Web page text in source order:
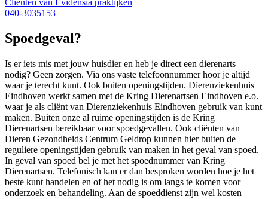
Cliënten van Evidensia praktijken
040-3035153
Spoedgeval?
Is er iets mis met jouw huisdier en heb je direct een dierenarts
nodig? Geen zorgen. Via ons vaste telefoonnummer hoor je altijd
waar je terecht kunt. Ook buiten openingstijden. Dierenziekenhuis
Eindhoven werkt samen met de Kring Dierenartsen Eindhoven e.o.
waar je als cliënt van Dierenziekenhuis Eindhoven gebruik van kunt
maken. Buiten onze al ruime openingstijden is de Kring
Dierenartsen bereikbaar voor spoedgevallen. Ook cliënten van
Dieren Gezondheids Centrum Geldrop kunnen hier buiten de
reguliere openingstijden gebruik van maken in het geval van spoed.
In geval van spoed bel je met het spoednummer van Kring
Dierenartsen. Telefonisch kan er dan besproken worden hoe je het
beste kunt handelen en of het nodig is om langs te komen voor
onderzoek en behandeling. Aan de spoeddienst zijn wel kosten